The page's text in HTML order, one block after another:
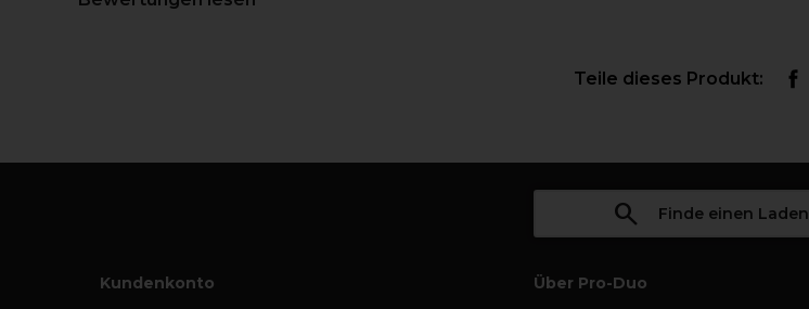
Teile dieses Produkt:
Finde einen Laden
Kundenkonto
Über Pro-Duo